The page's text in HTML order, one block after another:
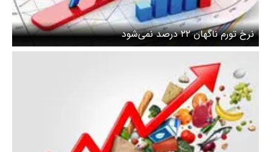
نرخ تورم ناگهان ۲۲ درصد نمی‌شود